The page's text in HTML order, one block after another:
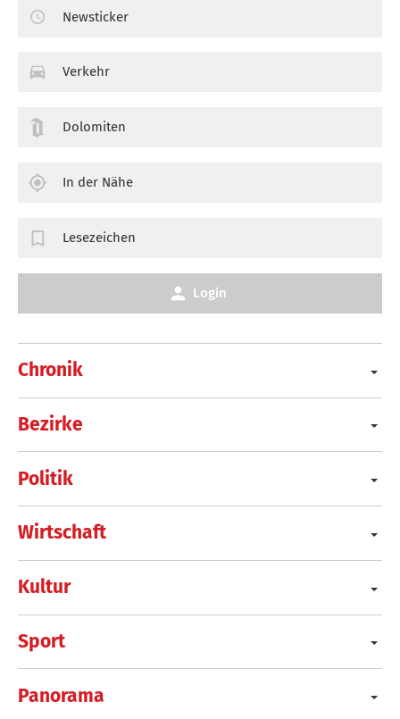
Chronik
Bezirke
Politik
Wirtschaft
Kultur
Sport
Panorama
Newsticker
Verkehr
Dolomiten
In der Nähe
Lesezeichen
Login